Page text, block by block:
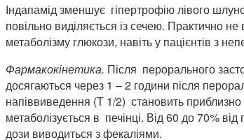
Індапамід зменшує гіпертрофію лівого
повільно виділяється із сечею. Практично
метаболізму глюкози, навіть у пацієнтів з
Фармакокінетика. Після перорального
досягаються через 1 – 2 години після
напіввиведення (Т 1/2) становить приблизно
метаболізується в печінці. Від 60 до 70%
дози виводиться з фекаліями.